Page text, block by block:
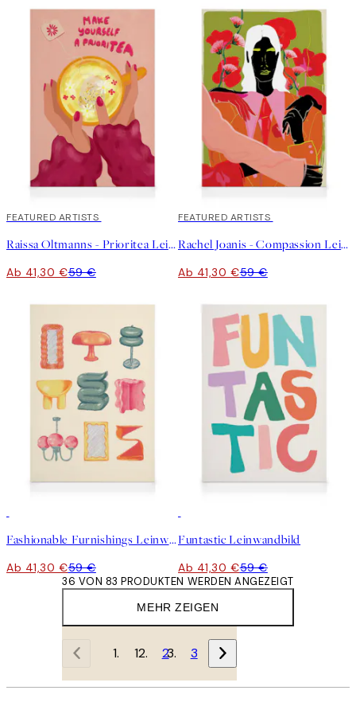
30%*
FEATURED ARTISTS
Raissa Oltmanns - Prioritea Leinwandbild
Ab 41,30 €59 €
30%*
FEATURED ARTISTS
Rachel Joanis - Compassion Leinwandbild
Ab 41,30 €59 €
Fashionable Furnishings Leinwandbild
Ab 41,30 €59 €
Funtastic Leinwandbild
Ab 41,30 €59 €
MEHR ZEIGEN
36 VON 83 PRODUKTEN WERDEN ANGEZEIGT
1 2 3